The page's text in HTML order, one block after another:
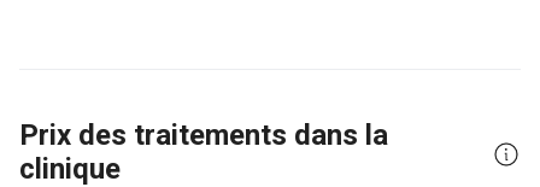
Prix des traitements dans la
clinique